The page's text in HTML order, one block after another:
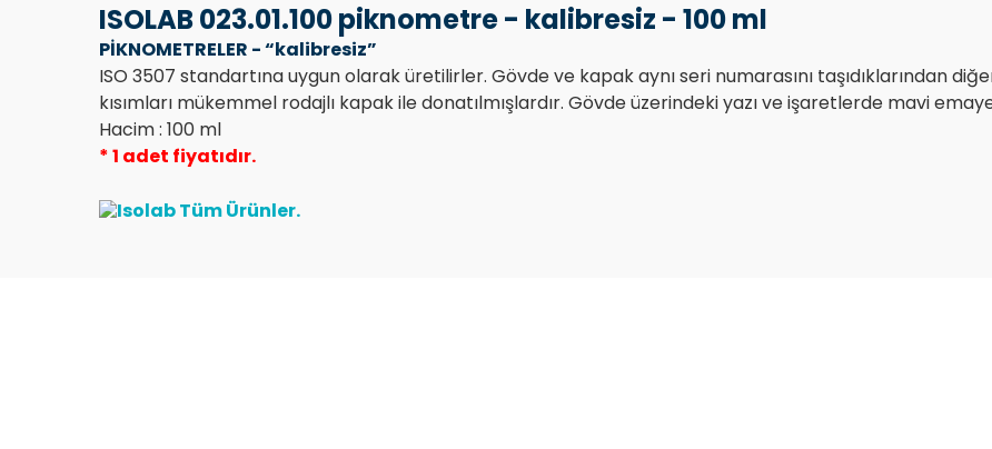
ISOLAB 023.01.100 piknometre - kalibresiz - 100 ml
PİKNOMETRELER - “kalibresiz”
ISO 3507 standartına uygun olarak üretilirler. Gövde ve kapak aynı seri numarasını taşıdıklarından
kısımları mükemmel rodajlı kapak ile donatılmışlardır. Gövde üzerindeki yazı ve işaretlerde mavi
Hacim : 100 ml
* 1 adet fiyatıdır.